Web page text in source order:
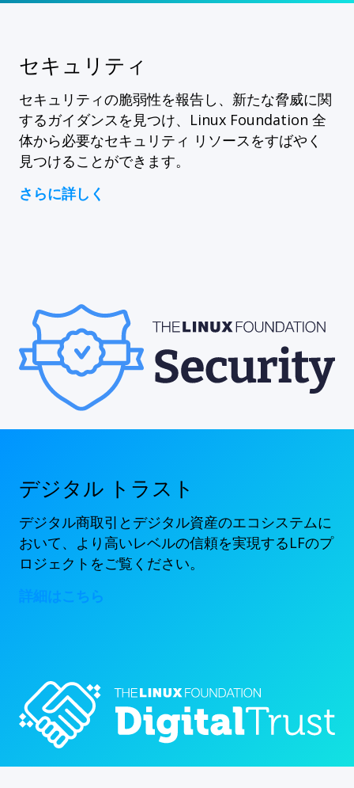
セキュリティ
セキュリティの脆弱性を報告し、新たな脅威に関
するガイダンスを見つけ、Linux Foundation 全
体から必要なセキュリティ リソースをすばやく
見つけることができます。
さらに詳しく
デジタル トラスト
デジタル商取引とデジタル資産のエコシステムに
おいて、より高いレベルの信頼を実現するLFのプ
ロジェクトをご覧ください。
詳細はこちら